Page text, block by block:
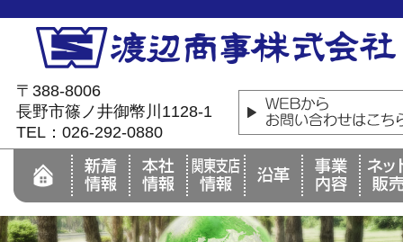
〒388-8006
長野市篠ノ井御幣川1128-1
TEL：026-292-0880